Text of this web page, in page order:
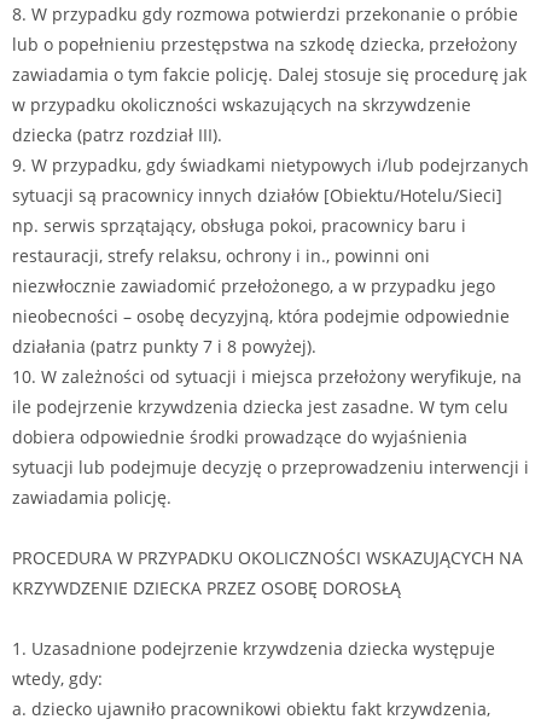
8. W przypadku gdy rozmowa potwierdzi przekonanie o próbie
lub o popełnieniu przestępstwa na szkodę dziecka, przełożony
zawiadamia o tym fakcie policję. Dalej stosuje się procedurę jak
w przypadku okoliczności wskazujących na skrzywdzenie
dziecka (patrz rozdział III).
9. W przypadku, gdy świadkami nietypowych i/lub podejrzanych
sytuacji są pracownicy innych działów [Obiektu/Hotelu/Sieci]
np. serwis sprzątający, obsługa pokoi, pracownicy baru i
restauracji, strefy relaksu, ochrony i in., powinni oni
niezwłocznie zawiadomić przełożonego, a w przypadku jego
nieobecności – osobę decyzyjną, która podejmie odpowiednie
działania (patrz punkty 7 i 8 powyżej).
10. W zależności od sytuacji i miejsca przełożony weryfikuje, na
ile podejrzenie krzywdzenia dziecka jest zasadne. W tym celu
dobiera odpowiednie środki prowadzące do wyjaśnienia
sytuacji lub podejmuje decyzję o przeprowadzeniu interwencji i
zawiadamia policję.
PROCEDURA W PRZYPADKU OKOLICZNOŚCI WSKAZUJĄCYCH NA
KRZYWDZENIE DZIECKA PRZEZ OSOBĘ DOROSŁĄ
1. Uzasadnione podejrzenie krzywdzenia dziecka występuje
wtedy, gdy:
a. dziecko ujawniło pracownikowi obiektu fakt krzywdzenia,